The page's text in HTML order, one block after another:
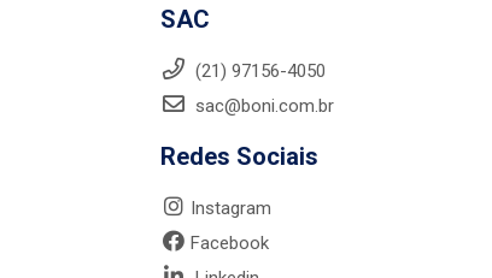
SAC
(21) 97156-4050
sac@boni.com.br
Redes Sociais
Instagram
Facebook